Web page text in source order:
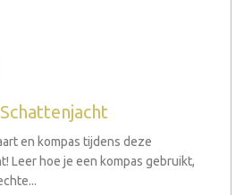
en kompas tijdens deze
Leer hoe je een kompas gebruikt,